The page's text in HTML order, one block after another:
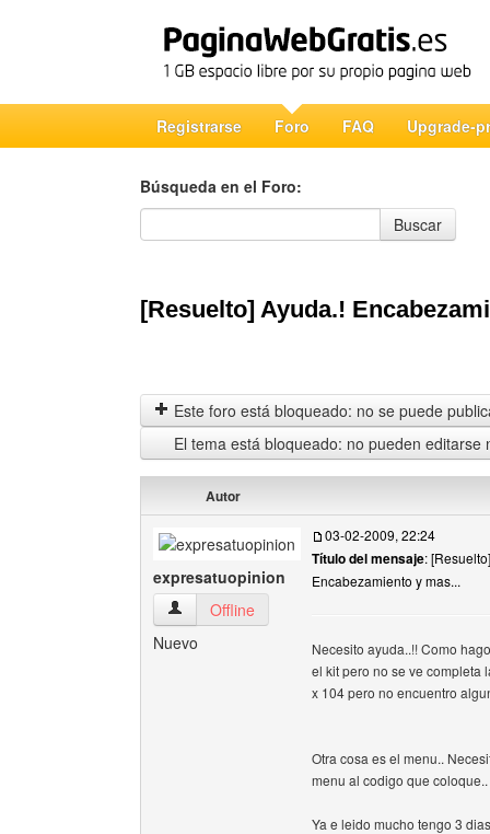
Registrarse Foro FAQ Upgrade-
Búsqueda en el Foro:
Búsqueda en el Foro
Buscar
[Resuelto] Ayuda.!
Este foro está bloqueado: no se puede
El tema está bloqueado: no pueden editarse
Autor
expresatuopinion
expresatuopinion Ver perfil del usuario
Offline
Nuevo
03-02-2009, 22:24
Título del mensaje:
Encabezamiento y mas...
Necesito ayuda..!! Como
el kit pero no se ve completa
x 104 pero no encuentro
Otra cosa es el menu..
menu al codigo que coloque..
Ya e leido mucho tengo 3